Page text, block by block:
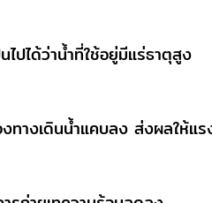
ไปได้ว่าน้ำที่ใช้อยู่มีแร่ธาตุสูง
ทางเดินน้ำแคบลง ส่งผลให้แ